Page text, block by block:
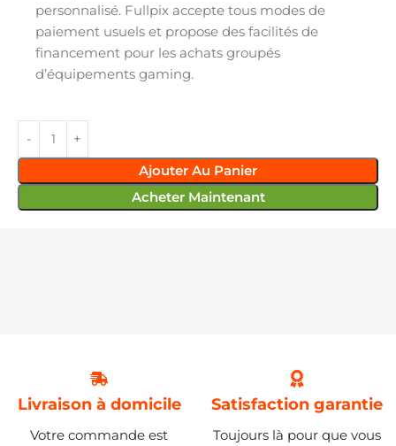
personnalisé. Fullpix accepte tous modes de
paiement usuels et propose des facilités de
financement pour les achats groupés
d’équipements gaming.
Ajouter Au Panier
Acheter Maintenant
Livraison à domicile
Votre commande est
Satisfaction garantie
Toujours là pour que vous